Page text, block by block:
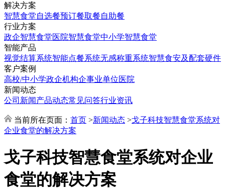
解决方案
智慧食堂自选餐预订餐取餐自助餐
行业方案
政企智慧食堂医院智慧食堂中小学智慧食堂
智能产品
视觉结算系统智能点餐系统无感称重系统智慧食安及配套硬件
客户案例
高校/中小学政企机构企事业单位医院
新闻动态
公司新闻产品动态常见问答行业资讯
当前所在页面： 首页 >新闻动态 >戈子科技智慧食堂系统对
企业食堂的解决方案
戈子科技智慧食堂系统对企业
食堂的解决方案